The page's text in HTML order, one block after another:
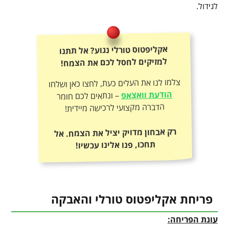
לגידול.
אקליפטוס טורלי נגוע? אל תתנו
למזיקים לחסל לכם את הצמח!
צלמו לנו את העלים כעת, לחצו כאן ושלחו
הודעת וואצאפ– ונתאים לכם חומר
הדברה מקצועי לרכישה מיידית!
רק אבחון מדויק יציל את הצמח. אל
תחכו, פנו אלינו עכשיו!
פריחת אקליפטוס טורלי והאבקה
עונת הפריחה: